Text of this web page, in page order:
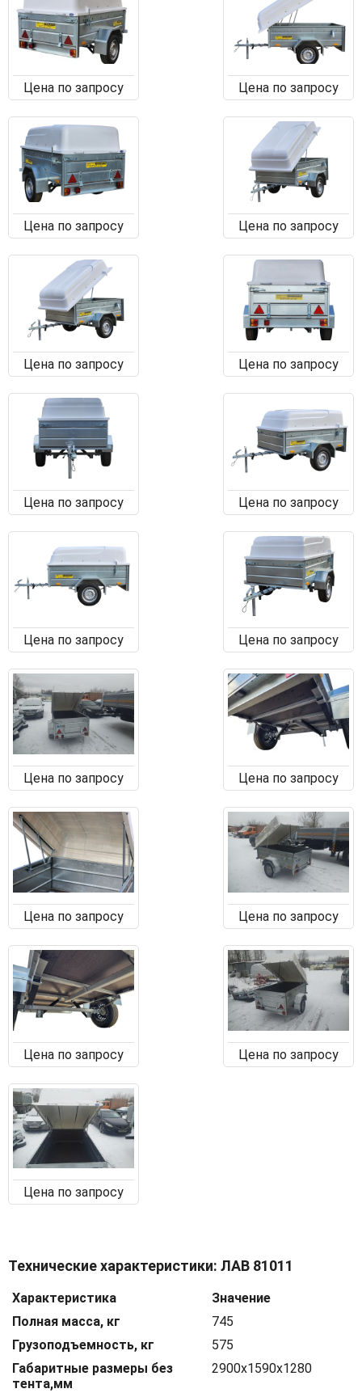
Цена по запросу Цена по запросу
Цена по запросу Цена по запросу
Цена по запросу Цена по запросу
Цена по запросу Цена по запросу
Цена по запросу Цена по запросу
Цена по запросу Цена по запросу
Цена по запросу Цена по запросу
Цена по запросу Цена по запросу
Цена по запросу
Технические характеристики: ЛАВ 81011
Характеристика
Значение
Полная масса, кг
745
Грузоподъемность, кг
575
Габаритные размеры без
тента,мм
2900х1590х1280